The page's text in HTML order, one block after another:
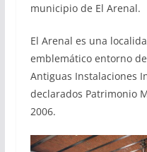
municipio de El Arenal.
El Arenal es una
emblemático entorno
Antiguas Instalaciones
declarados Patrimonio
2006.